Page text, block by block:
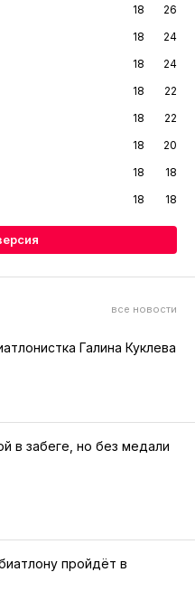
18
26
18
24
18
24
18
22
18
22
18
20
18
18
18 18
все новости
Галина Куклева
в забеге, но без медали
пройдёт в